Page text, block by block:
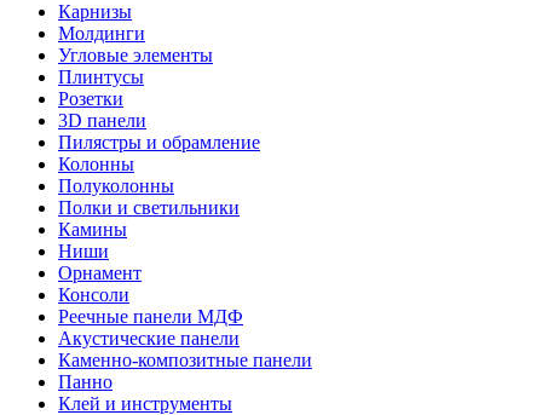
Карнизы
Молдинги
Угловые элементы
Плинтусы
Розетки
3D панели
Пилястры и обрамление
Колонны
Полуколонны
Полки и светильники
Камины
Ниши
Орнамент
Консоли
Реечные панели МДФ
Акустические панели
Каменно-композитные панели
Панно
Клей и инструменты